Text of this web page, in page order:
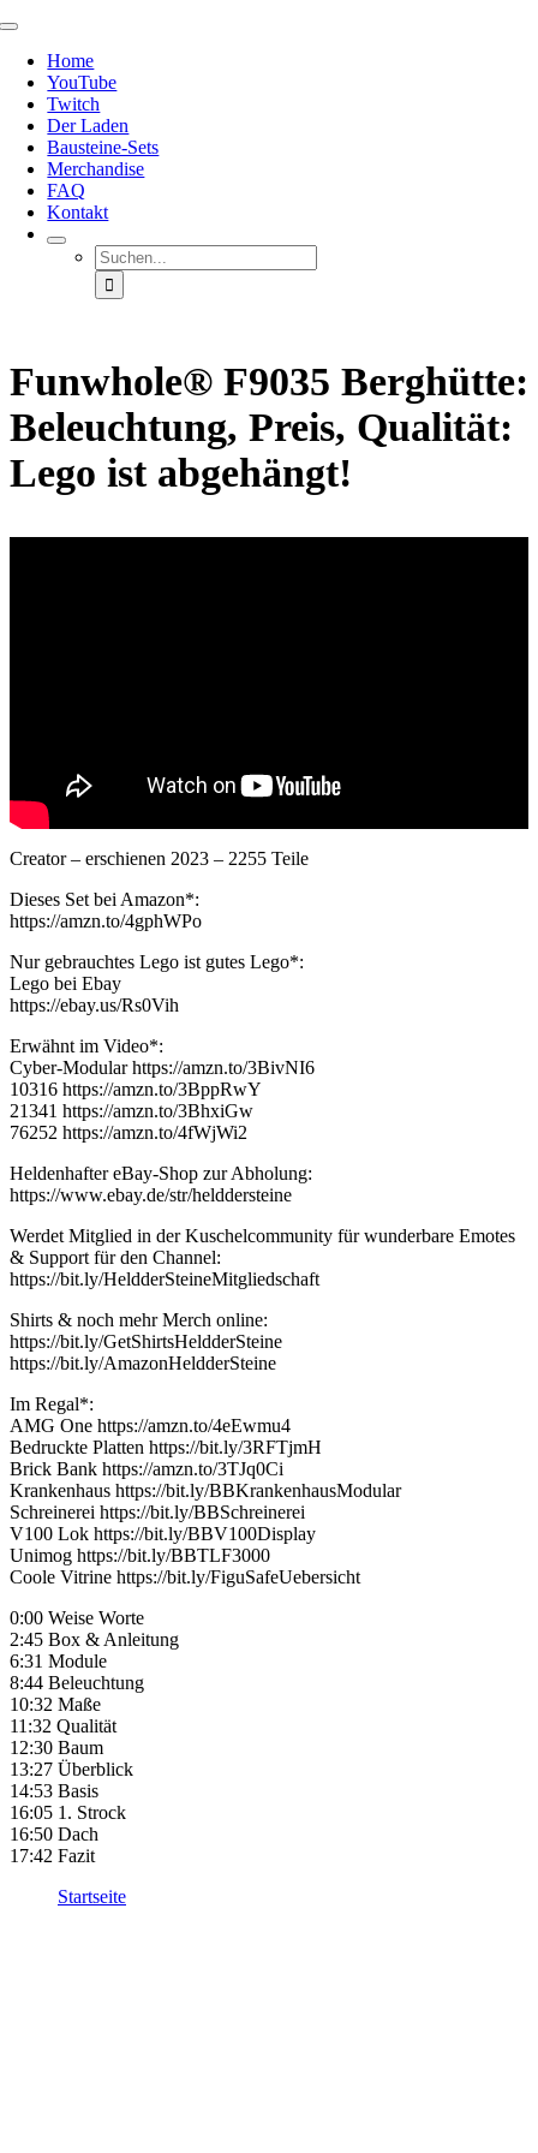
Zum
springen
Toggle
NavigationHome
YouTube
Twitch
Der Laden
Bausteine-Sets
Merchandise
FAQ
Kontakt
Suche
nach:
Funwhole® F9035 Berghütte:
Beleuchtung, Preis, Qualität:
Lego ist abgehängt!
Creator – erschienen 2023 – 2255 Teile
Dieses Set bei Amazon*:
https://amzn.to/4gphWPo
Nur gebrauchtes Lego ist gutes Lego*:
Lego bei Ebay
https://ebay.us/Rs0Vih
Erwähnt im Video*:
Cyber-Modular https://amzn.to/3BivNI6
10316 https://amzn.to/3BppRwY
21341 https://amzn.to/3BhxiGw
76252 https://amzn.to/4fWjWi2
Heldenhafter eBay-Shop zur Abholung:
https://www.ebay.de/str/helddersteine
Werdet Mitglied in der Kuschelcommunity für wunderbare Emotes
& Support für den Channel:
https://bit.ly/HeldderSteineMitgliedschaft
Shirts & noch mehr Merch online:
https://bit.ly/GetShirtsHeldderSteine
https://bit.ly/AmazonHeldderSteine
Im Regal*:
AMG One https://amzn.to/4eEwmu4
Bedruckte Platten https://bit.ly/3RFTjmH
Brick Bank https://amzn.to/3TJq0Ci
Krankenhaus https://bit.ly/BBKrankenhausModular
Schreinerei https://bit.ly/BBSchreinerei
V100 Lok https://bit.ly/BBV100Display
Unimog https://bit.ly/BBTLF3000
Coole Vitrine https://bit.ly/FiguSafeUebersicht
0:00 Weise Worte
2:45 Box & Anleitung
6:31 Module
8:44 Beleuchtung
10:32 Maße
11:32 Qualität
12:30 Baum
13:27 Überblick
14:53 Basis
16:05 1. Strock
16:50 Dach
17:42 Fazit
Startseite